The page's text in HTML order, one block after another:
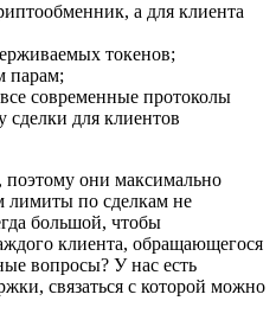
а для клиента
токенов;
парам;
современные протоколы
для клиентов
они максимально
по сделкам не
большой, чтобы
клиента, обращающегося
вопросы? У нас есть
связаться с которой можно